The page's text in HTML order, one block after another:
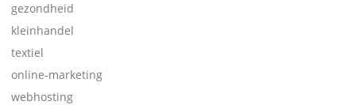
gezondheid
kleinhandel
textiel
online-marketing
webhosting